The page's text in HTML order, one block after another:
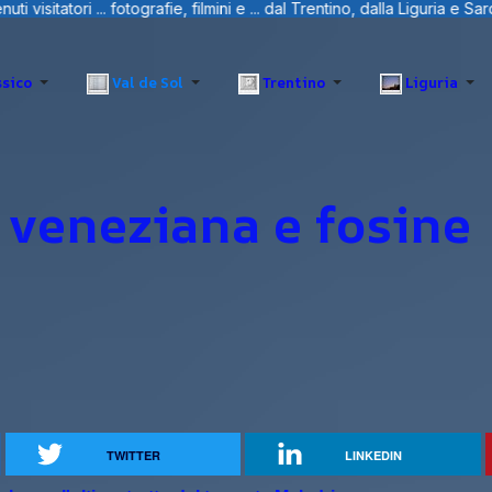
dalla Liguria e Sardegna.
Val de Sol Trentino Liguria
e fosine
TWITTER LINKEDIN